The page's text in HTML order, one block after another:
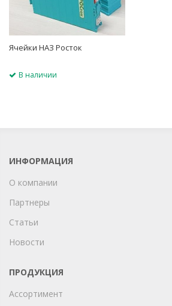
Ячейки НАЗ Росток
В наличии
ИНФОРМАЦИЯ
О компании
Партнеры
Статьи
Новости
ПРОДУКЦИЯ
Ассортимент